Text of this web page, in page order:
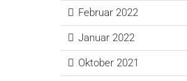
Februar 2022
Januar 2022
Oktober 2021